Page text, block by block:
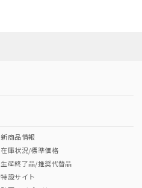
ダウンロ
Cr(VI)
新商品情報
在庫状況/標準価格
生産終了品/推奨代替品
特設サイト